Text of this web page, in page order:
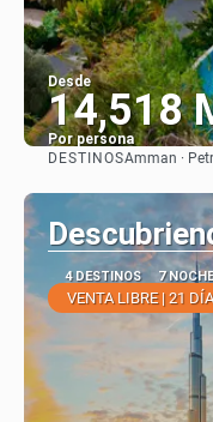
Desde
14,518
Por persona
DESTINOSAmman ·
4 DESTINOS 7
VENTA LIBRE | 21